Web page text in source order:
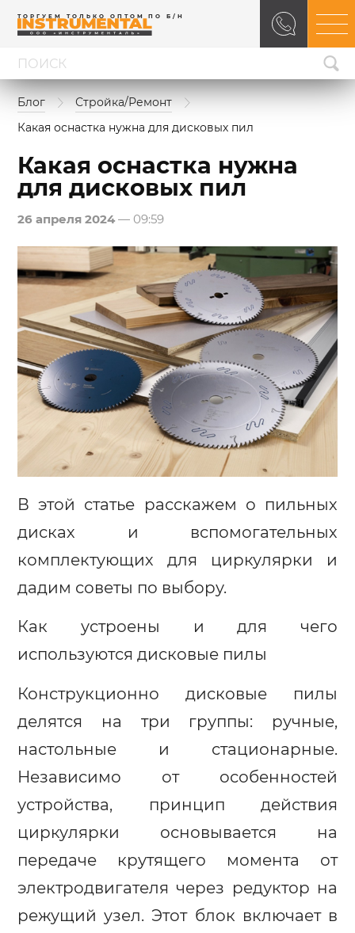
ТОРГУЕМ ТОЛЬКО ОПТОМ ПО Б/Н
Блог
Стройка/Ремонт
Какая оснастка нужна для дисковых пил
Какая оснастка нужна
для дисковых пил
26 апреля 2024 — 09:59
В этой статье расскажем о пильных
дисках и вспомогательных
комплектующих для циркулярки и
дадим советы по выбору.
Как устроены и для чего
используются дисковые пилы
Конструкционно дисковые пилы
делятся на три группы: ручные,
настольные и стационарные.
Независимо от особенностей
устройства, принцип действия
циркулярки основывается на
передаче крутящего момента от
электродвигателя через редуктор на
режущий узел. Этот блок включает в